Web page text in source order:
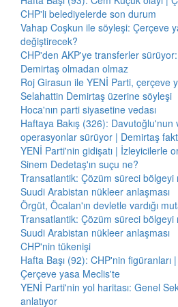
CHP'li belediyelerde son durum
Vahap Coşkun ile söyleşi: Çerçeve
değiştirecek?
CHP'den AKP'ye transferler
Demirtaş olmadan olmaz
Roj Girasun ile YENİ Parti, çerçeve
Selahattin Demirtaş üzerine söyleşi
Hoca'nın parti siyasetine vedası
Haftaya Bakış (326): Davutoğlu'nun
operasyonlar sürüyor | Demirtaş
YENİ Parti'nin gidişatı | İzleyicilerle
Sinem Dedetaş'ın suçu ne?
Transatlantik: Çözüm süreci bölgeyi
Suudi Arabistan nükleer anlaşması
Örgüt, Öcalan'ın devletle vardığı
Transatlantik: Çözüm süreci bölgeyi
Suudi Arabistan nükleer anlaşması
CHP'nin tükenişi
Hafta Başı (92): CHP'nin
Çerçeve yasa Meclis'te
YENİ Parti'nin yol haritası: Genel
anlatıyor